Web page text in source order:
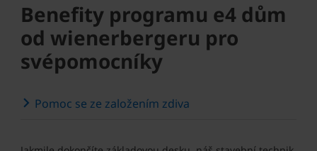
Benefity programu e4 dům
od wienerbergeru pro
svépomocníky
Pomoc se ze založením zdiva